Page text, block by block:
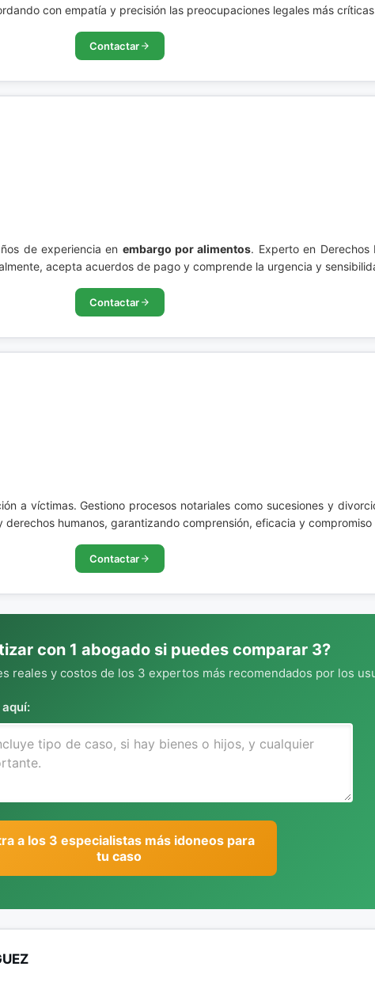
con empatía y precisión las preocupaciones legales más
Contactar
de experiencia en embargo por alimentos. Experto en Derechos
acepta acuerdos de pago y comprende la urgencia y
Contactar
a víctimas. Gestiono procesos notariales como sucesiones y
humanos, garantizando comprensión, eficacia y
Contactar
con 1 abogado si puedes comparar 3?
reales y costos de los 3 expertos más recomendados por los
a los 3 especialistas más idoneos para
tu caso